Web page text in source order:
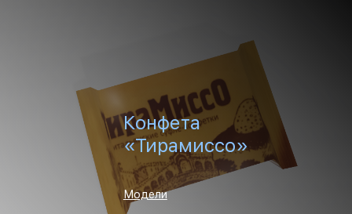
Конфета
«Тирамиссо»
Модели